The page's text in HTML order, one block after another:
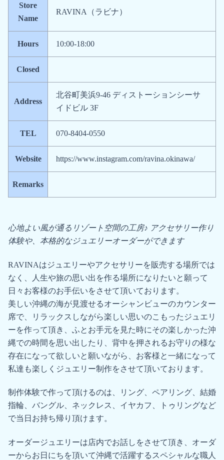
Store
Name
RAVINA（ラビナ）
Hours 10:00-18:00
Closed
Address
北谷町美浜9-46 ディストーションシーサ
イドビル 3F
TEL 070-8404-0550
Website https://www.instagram.com/ravina.okinawa/
Remarks
心地よい風が通るリゾート空間の工房♪ アクセサリー作り
体験や、本格的なジュエリーオーダーができます
RAVINAはジュエリーやアクセサリーを販売する場所では
なく、人生や旅の思い出を作る場所になりたいと願って
日々お客様のお手伝いをさせて頂いております。
美しい沖縄の海が見渡せるオーシャンビューのカウンター
席で、リラックスしながら楽しい思いのこもったジュエリ
ーを作って頂き、ふとお手元を見た時にその楽しかった沖
縄での時間を思い出したり、背中を押されるお守りの様な
存在になって欲しいと願いながら、お客様と一緒になって
私達も楽しくジュエリー制作をさせて頂いております。
制作体験で作って頂けるのは、リング、ペアリング、結婚
指輪、バングル、ネックレス、イヤカフ、トゥリングなど
で当日お持ち帰り頂けます。
オーダージュエリーは店内でお話しをさせて頂き、オーダ
ーからお日にちを頂いて沖縄で活躍するスペシャルな職人